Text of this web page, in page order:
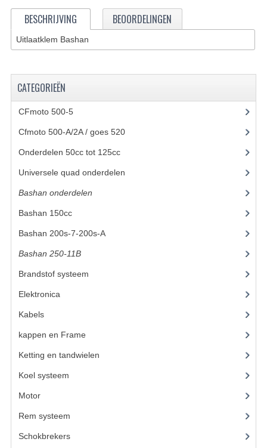
KABELS
KAPPEN EN FRAME
MOTOR
REM SYSTEEM
SCHOKBREKERS
STUUR INRICHTING
BESCHRIJVING BEOORDELINGEN
Uitlaatklem Bashan
CATEGORIEËN
CFmoto 500-5(5)
Cfmoto 500-A/2A / goes 520(347)
Onderdelen 50cc tot 125cc(49)
Universele quad onderdelen
Bashan onderdelen
Bashan 150cc(36)
Bashan 200s-7-200s-A(481)
Bashan 250-11B(385)
Brandstof systeem
Elektronica
Kabels(8)
kappen en Frame
Ketting en tandwielen
Koel systeem
Motor(72)
Rem systeem
Schokbrekers(13)